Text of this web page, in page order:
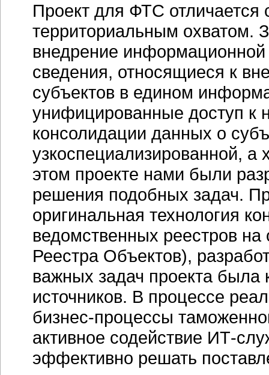
Проект для ФТС
территориальным охватом.
внедрение
сведения, относящиеся к
субъектов в едином
унифицированные доступ к
консолидации данных о
узкоспециализированной, а
этом проекте нами были
решения подобных задач.
оригинальная технология
ведомственных реестров
Реестра Объектов),
важных задач проекта была
источников. В процессе
бизнес-процессы
активное содействие ИТ-
эффективно решать